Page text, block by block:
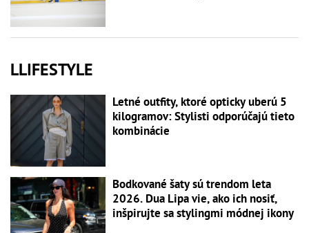
LLIFESTYLE
Letné outfity, ktoré opticky uberú 5
kilogramov: Stylisti odporúčajú tieto
kombinácie
Bodkované šaty sú trendom leta
2026. Dua Lipa vie, ako ich nosiť,
inšpirujte sa stylingmi módnej ikony